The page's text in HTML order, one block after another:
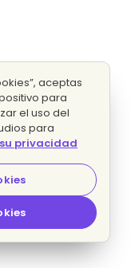
aceptas
para
el uso del
para
privacidad